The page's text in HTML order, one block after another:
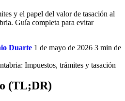
y el papel del valor de tasación al
Guía completa para evitar
Duarte 1 de mayo de 2026 3 min de
(TL;DR)